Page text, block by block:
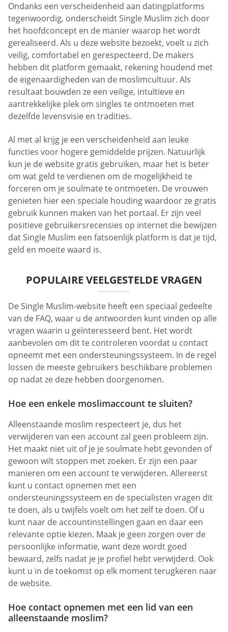
Ondanks een verscheidenheid aan datingplatforms
tegenwoordig, onderscheidt Single Muslim zich door
het hoofdconcept en de manier waarop het wordt
gerealiseerd. Als u deze website bezoekt, voelt u zich
veilig, comfortabel en gerespecteerd. De makers
hebben dit platform gemaakt, rekening houdend met
de eigenaardigheden van de moslimcultuur. Als
resultaat bouwden ze een veilige, intuïtieve en
aantrekkelijke plek om singles te ontmoeten met
dezelfde levensvisie en tradities.
Al met al krijg je een verscheidenheid aan leuke
functies voor hogere gemiddelde prijzen. Natuurlijk
kun je de website gratis gebruiken, maar het is beter
om wat geld te verdienen om de mogelijkheid te
forceren om je soulmate te ontmoeten. De vrouwen
genieten hier een speciale houding waardoor ze gratis
gebruik kunnen maken van het portaal. Er zijn veel
positieve gebruikersrecensies op internet die bewijzen
dat Single Muslim een fatsoenlijk platform is dat je tijd,
geld en moeite waard is.
POPULAIRE VEELGESTELDE VRAGEN
De Single Muslim-website heeft een speciaal gedeelte
van de FAQ, waar u de antwoorden kunt vinden op alle
vragen waarin u geïnteresseerd bent. Het wordt
aanbevolen om dit te controleren voordat u contact
opneemt met een ondersteuningssysteem. In de regel
lossen de meeste gebruikers beschikbare problemen
op nadat ze deze hebben doorgenomen.
Hoe een enkele moslimaccount te sluiten?
Alleenstaande moslim respecteert je, dus het
verwijderen van een account zal geen probleem zijn.
Het maakt niet uit of je je soulmate hebt gevonden of
gewoon wilt stoppen met zoeken. Er zijn een paar
manieren om een account te verwijderen. Allereerst
kunt u contact opnemen met een
ondersteuningssysteem en de specialisten vragen dit
te doen, als u twijfels voelt om het zelf te doen. Of u
kunt naar de accountinstellingen gaan en daar een
relevante optie kiezen. Maak je geen zorgen over de
persoonlijke informatie, want deze wordt goed
bewaard, zelfs nadat je je profiel hebt verwijderd. Ook
kunt u in de toekomst op elk moment terugkeren naar
de website.
Hoe contact opnemen met een lid van een
alleenstaande moslim?